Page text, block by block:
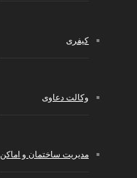
کیفری
وکالت دعاوی
مدیریت ساختمان و اماکن